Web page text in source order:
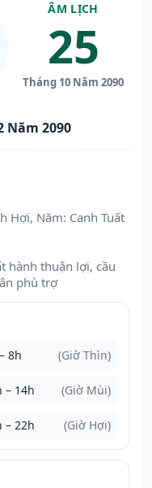
ÂM LỊCH
25
Tháng 10 Năm 2090
Năm 2090
Hợi, Năm: Canh Tuất
hành thuận lợi, cầu
phù trợ
8h (Giờ Thìn)
– 14h (Giờ Mùi)
– 22h (Giờ Hợi)